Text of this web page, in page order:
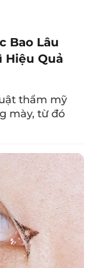
nhau, hài
trông trẻ
Bao Lâu
Hiệu Quả
thẩm mỹ
mày, từ đó